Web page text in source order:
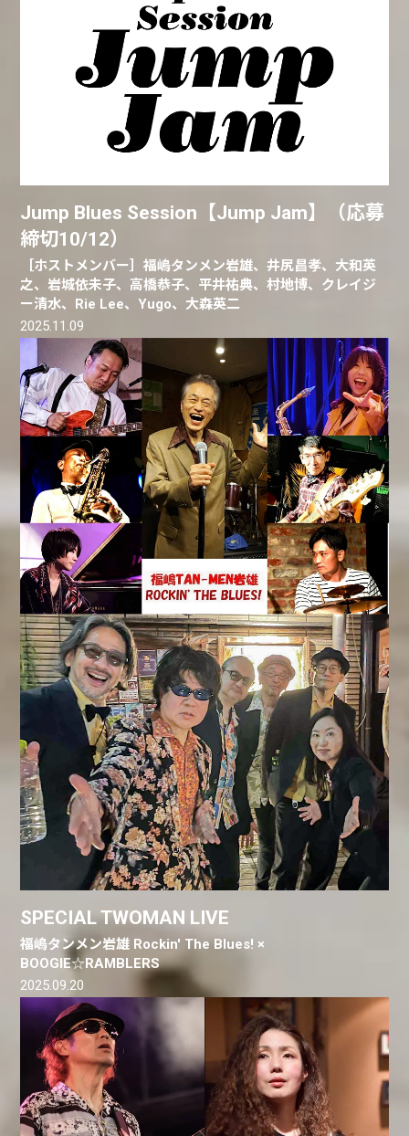
Jump Blues Session【Jump Jam】（応募
締切10/12）
［ホストメンバー］福嶋タンメン岩雄、井尻昌孝、大和英
之、岩城依未子、高橋恭子、平井祐典、村地博、クレイジ
ー清水、Rie Lee、Yugo、大森英二
2025.11.09
SPECIAL TWOMAN LIVE
福嶋タンメン岩雄 Rockin' The Blues! ×
BOOGIE☆RAMBLERS
2025.09.20